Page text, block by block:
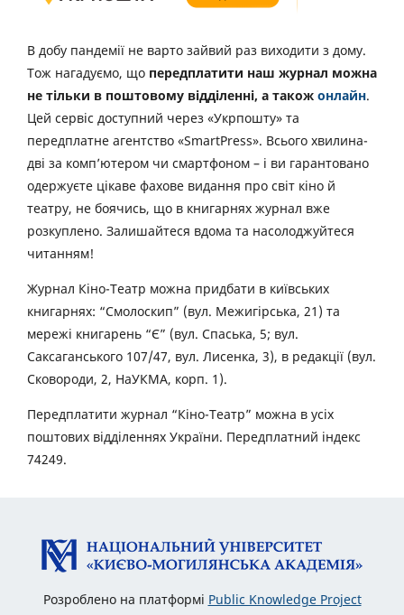
В добу пандемії не варто зайвий раз виходити з дому.
Тож нагадуємо, що передплатити наш журнал можна
не тільки в поштовому відділенні, а також онлайн.
Цей сервіс доступний через «Укрпошту» та
передплатне агентство «SmartPress». Всього хвилина-
дві за комп’ютером чи смартфоном – і ви гарантовано
одержуєте цікаве фахове видання про світ кіно й
театру, не боячись, що в книгарнях журнал вже
розкуплено. Залишайтеся вдома та насолоджуйтеся
читанням!
Журнал Кіно-Театр можна придбати в київських
книгарнях: “Смолоскип” (вул. Межигірська, 21) та
мережі книгарень “Є” (вул. Спаська, 5; вул.
Саксаганського 107/47, вул. Лисенка, 3), в редакції (вул.
Сковороди, 2, НаУКМА, корп. 1).
Передплатити журнал “Кіно-Театр” можна в усіх
поштових відділеннях України. Передплатний індекс
74249.
Розроблено на платформі Public Knowledge Project